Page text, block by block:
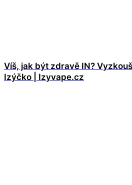
Víš, jak být zdravě IN?
Izýčko | Izyvape.cz